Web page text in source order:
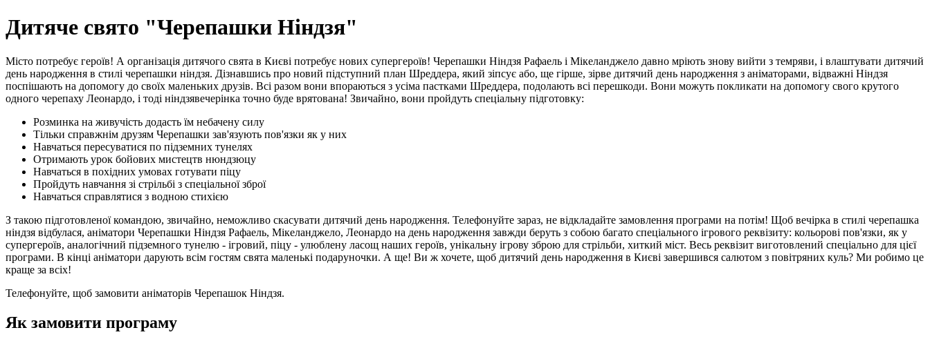
Дитяче свято "Черепашки Ніндзя"
Місто потребує героїв! А організація дитячого свята в Києві потребує нових супергероїв! Черепашки Ніндзя Рафаель і Мікеланджело давно мріють знову вийти з темряви, і влаштувати дитячий
день народження в стилі черепашки ніндзя. Дізнавшись про новий підступний план Шреддера, який зіпсує або, ще гірше, зірве дитячий день народження з аніматорами, відважні Ніндзя
поспішають на допомогу до своїх маленьких друзів. Всі разом вони впораються з усіма пастками Шреддера, подолають всі перешкоди. Вони можуть покликати на допомогу свого крутого
одного черепаху Леонардо, і тоді ніндзявечерінка точно буде врятована! Звичайно, вони пройдуть спеціальну підготовку:
Розминка на живучість додасть їм небачену силу
Тільки справжнім друзям Черепашки зав'язують пов'язки як у них
Навчаться пересуватися по підземних тунелях
Отримають урок бойових мистецтв нюндзюцу
Навчаться в похідних умовах готувати піцу
Пройдуть навчання зі стрільбі з спеціальної зброї
Навчаться справлятися з водною стихією
З такою підготовленої командою, звичайно, неможливо скасувати дитячий день народження. Телефонуйте зараз, не відкладайте замовлення програми на потім! Щоб вечірка в стилі черепашка
ніндзя відбулася, аніматори Черепашки Ніндзя Рафаель, Мікеланджело, Леонардо на день народження завжди беруть з собою багато спеціального ігрового реквізиту: кольорові пов'язки, як у
супергероїв, аналогічний підземного тунелю - ігровий, піцу - улюблену ласощ наших героїв, унікальну ігрову зброю для стрільби, хиткий міст. Весь реквізит виготовлений спеціально для цієї
програми. В кінці аніматори дарують всім гостям свята маленькі подаруночки. А ще! Ви ж хочете, щоб дитячий день народження в Києві завершився салютом з повітряних куль? Ми робимо це
краще за всіх!
Телефонуйте, щоб замовити аніматорів Черепашок Ніндзя.
Як замовити програму